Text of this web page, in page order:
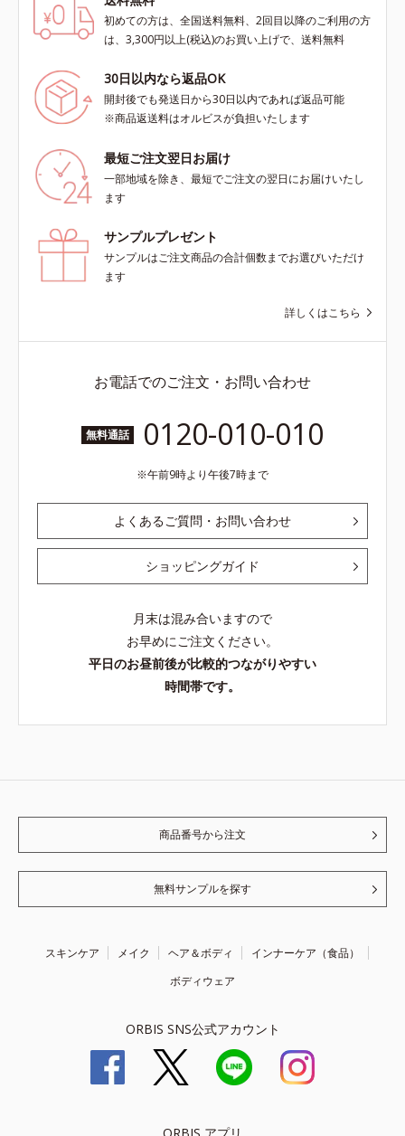
初めての方は、全国送料無料、2回目以降のご利用の方
は、3,300円以上(税込)のお買い上げで、送料無料
30日以内なら返品OK
開封後でも発送日から30日以内であれば返品可能
※商品返送料はオルビスが負担いたします
最短ご注文翌日お届け
一部地域を除き、最短でご注文の翌日にお届けいたし
ます
サンプルプレゼント
サンプルはご注文商品の合計個数までお選びいただけ
ます
詳しくはこちら
お電話でのご注文・お問い合わせ
無料通話 0120-010-010
午前9時より午後7時まで
よくあるご質問・お問い合わせ
ショッピングガイド
月末は混み合いますので
お早めにご注文ください。
平日のお昼前後が比較的つながりやすい
時間帯です。
商品番号から注文
無料サンプルを探す
スキンケア メイク ヘア＆ボディ
インナーケア（食品）
ボディウェア
ORBIS SNS公式アカウント